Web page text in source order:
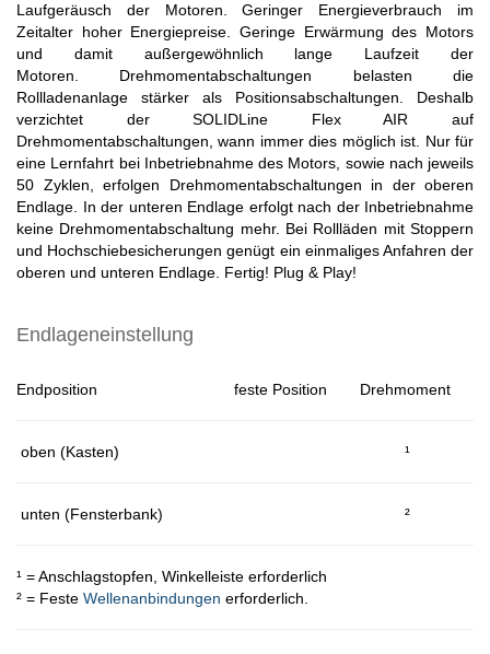
Laufgeräusch der Motoren. Geringer Energieverbrauch im
Zeitalter hoher Energiepreise. Geringe Erwärmung des Motors
und damit außergewöhnlich lange Laufzeit der
Motoren. Drehmomentabschaltungen belasten die
Rollladenanlage stärker als Positionsabschaltungen. Deshalb
verzichtet der SOLIDLine Flex AIR auf
Drehmomentabschaltungen, wann immer dies möglich ist. Nur für
eine Lernfahrt bei Inbetriebnahme des Motors, sowie nach jeweils
50 Zyklen, erfolgen Drehmomentabschaltungen in der oberen
Endlage. In der unteren Endlage erfolgt nach der Inbetriebnahme
keine Drehmomentabschaltung mehr. Bei Rollläden mit Stoppern
und Hochschiebesicherungen genügt ein einmaliges Anfahren der
oberen und unteren Endlage. Fertig! Plug & Play!
Endlageneinstellung
Endposition feste Position Drehmoment
oben (Kasten) ¹
unten (Fensterbank) ²
¹ = Anschlagstopfen, Winkelleiste erforderlich
² = Feste Wellenanbindungen erforderlich.